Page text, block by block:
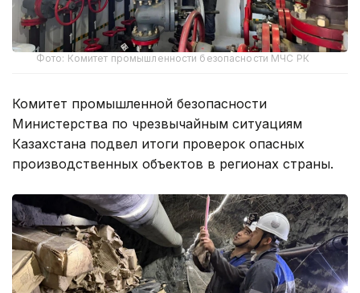
Фото: Комитет промышленности безопасности МЧС РК
Комитет промышленной безопасности
Министерства по чрезвычайным ситуациям
Казахстана подвел итоги проверок опасных
производственных объектов в регионах страны.